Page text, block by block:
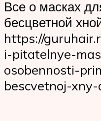
Все о масках
бесцветной
https://
i-pitatelnye-
osobennosti-
bescvetnoj-